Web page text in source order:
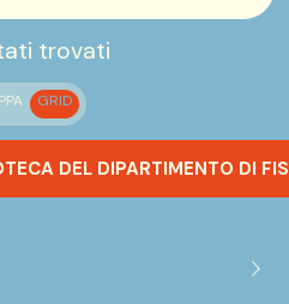
trovati
GRID
DEL DIPARTIMENTO DI